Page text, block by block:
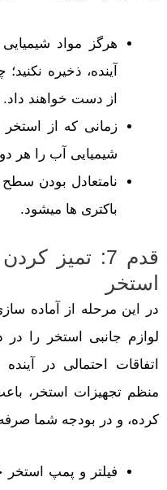
هرگز مواد
آینده، ذخیره
از دست خواهند داد.
زمانی که از
شیمیایی آب را هر
نامتعادل بودن
باکتری ها میشود.
قدم 7: تمیز
استخر
در این مرحله از آماده
لوازم جانبی استخر را در
اتفاقات احتمالی در
منظم تجهیزات استخر،
کرده، و در بودجه شما
فیلتر و پمپ